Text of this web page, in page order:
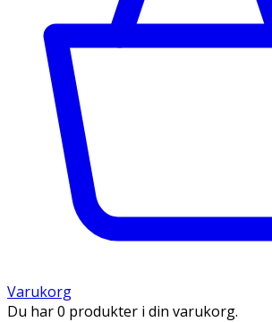
Varukorg
Du har 0 produkter i din varukorg.